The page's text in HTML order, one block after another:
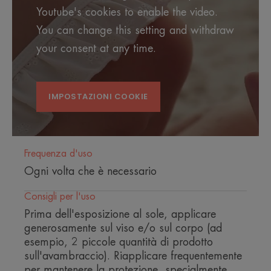
Benefici
• FOTOPROTEZIONE : spettro ultra-ampio.
• INVISIBILE per un finish trasparente.
• ULTRA-RESISTENTE all'acqua.
• RESISTENTE al sudore alla
sudorazione*******.
• FORMULATO per ridurre al minimo l'impatto
sull'ambiente.
• TOLLERABILITÀ MOLTO ELEVATA ALTA, formula
delicata.
CONSISTENZA RACCOLTA DIFFERENZIATA
Benefici della consistenza
Un fluido latteo che si assorbe rapidamente, dal finish
Youtube's cookies to enable the video.
You can change this setting and withdraw
your consent at any time.
IMPOSTAZIONI COOKIE
Frequenza d'uso
Ogni volta che è necessario
Consigli per l'uso
Prima dell'esposizione al sole, applicare
generosamente sul viso e/o sul corpo (ad
esempio, 2 piccole quantità di prodotto
sull'avambraccio). Riapplicare frequentemente